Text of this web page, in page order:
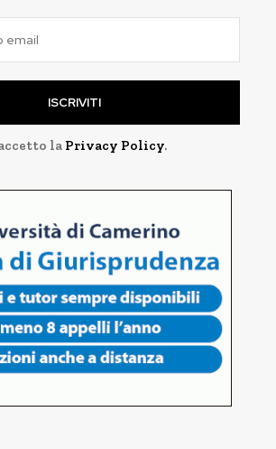
ISCRIVITI
la Privacy Policy.